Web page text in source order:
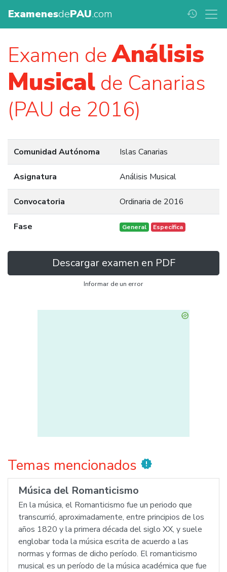
ExamenesdePAU.com history
Examen deAnálisis
Musical de Canarias
(PAU de 2016)
Comunidad Autónoma Islas Canarias
Asignatura Análisis Musical
Convocatoria Ordinaria de 2016
Fase General Específica
Descargar examen en PDF
Informar de un error
Temas mencionados new_releases
Música del Romanticismo
En la música, el Romanticismo fue un periodo que
transcurrió, aproximadamente, entre principios de los
años 1820 y la primera década del siglo XX, y suele
englobar toda la música escrita de acuerdo a las
normas y formas de dicho período. El romanticismo
musical es un período de la música académica que fue